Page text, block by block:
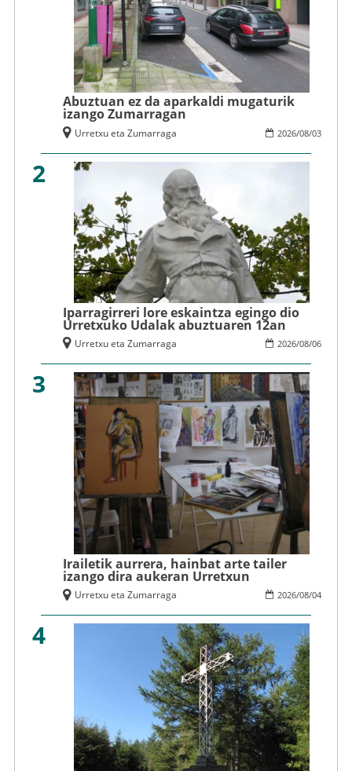
Abuztuan ez da aparkaldi mugaturik
izango Zumarragan
2026/08/03
Urretxu eta Zumarraga
2
Iparragirreri lore eskaintza egingo dio
Urretxuko Udalak abuztuaren 12an
2026/08/06
Urretxu eta Zumarraga
3
Irailetik aurrera, hainbat arte tailer
izango dira aukeran Urretxun
2026/08/04
Urretxu eta Zumarraga
4